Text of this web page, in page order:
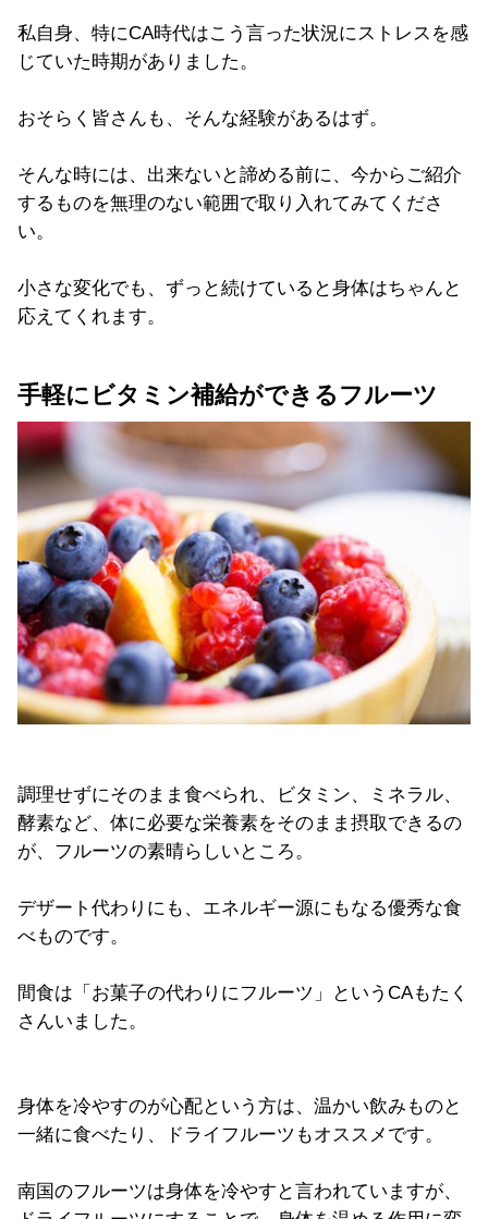
私自身、特にCA時代はこう言った状況にストレスを感
じていた時期がありました。
おそらく皆さんも、そんな経験があるはず。
そんな時には、出来ないと諦める前に、今からご紹介
するものを無理のない範囲で取り入れてみてくださ
い。
小さな変化でも、ずっと続けていると身体はちゃんと
応えてくれます。
手軽にビタミン補給ができるフルーツ
調理せずにそのまま食べられ、ビタミン、ミネラル、
酵素など、体に必要な栄養素をそのまま摂取できるの
が、フルーツの素晴らしいところ。
デザート代わりにも、エネルギー源にもなる優秀な食
べものです。
間食は「お菓子の代わりにフルーツ」というCAもたく
さんいました。
身体を冷やすのが心配という方は、温かい飲みものと
一緒に食べたり、ドライフルーツもオススメです。
南国のフルーツは身体を冷やすと言われていますが、